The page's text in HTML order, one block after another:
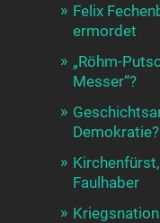
Felix
ermordet
„Röhm-
Messer“?
Demokratie?
Faulhaber